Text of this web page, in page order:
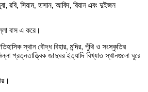
রবি, সিয়াম, হাসান, আবিদ, রিয়ান এবং দুইজন
বাস এ করে।
স্থান বৌদ্ধ বিহার, মন্দির, পুঁথি ও সংস্কৃতির
প্রত্নতাত্ত্বিক জাদুঘর ইত্যাদি বিখ্যাত স্থানগুলো ঘুরে